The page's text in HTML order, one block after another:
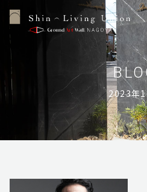
Free Dial
定休日／水曜日 ※GW・夏
2023年
CATEGORY
ARCHIVE